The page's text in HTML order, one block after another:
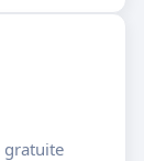
gratuite